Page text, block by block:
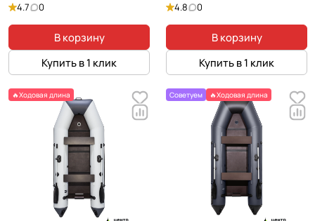
4.7 0
В корзину
Купить в 1 клик
4.8 0
В корзину
Купить в 1 клик
🔥Ходовая длина Советуем 🔥Ходовая длина